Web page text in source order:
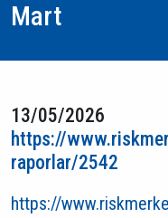
Mart
13/05/2026
https://
raporlar/2542
https://